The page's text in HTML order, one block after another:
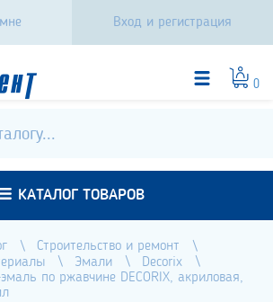
Вход и регистрация
0
КАТАЛОГ ТОВАРОВ
Строительство и ремонт
Эмали
Decorix
по ржавчине DECORIX, акриловая,